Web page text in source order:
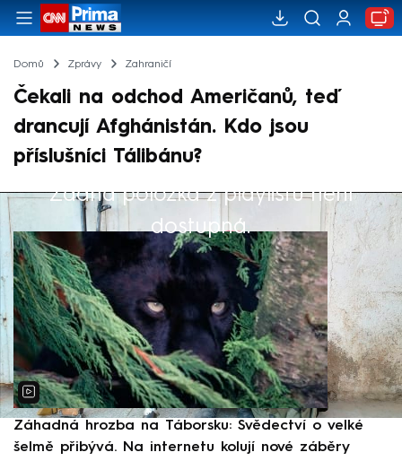
Domů Zprávy Zahraničí
Čekali na odchod Američanů, teď
drancují Afghánistán. Kdo jsou
příslušníci Tálibánu?
Žádná položka z playlistu není
dostupná.
Výběr redakce
Záhadná hrozba na Táborsku: Svědectví o velké
šelmě přibývá. Na internetu kolují nové záběry